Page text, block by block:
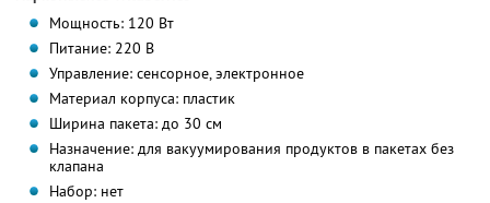
Мощность: 120 Вт
Питание: 220 В
Управление: сенсорное, электронное
Материал корпуса: пластик
Ширина пакета: до 30 см
Назначение: для вакуумирования продуктов в пакетах без
клапана
Набор: нет